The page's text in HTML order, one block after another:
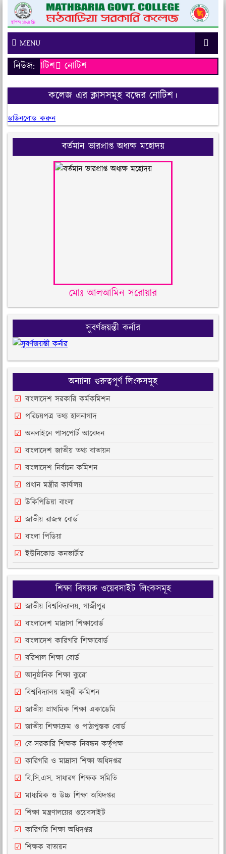
MENU
নিউজ: নোটিশ
নোটিশ
কলেজ এর ক্লাসসমূহ বন্ধের নোটিশ।
ডাউনলোড করুন
বর্তমান ভারপ্রাপ্ত অধ্যক্ষ মহোদয়
মোঃ আলআমিন সরোয়ার
সুবর্ণজয়ন্তী কর্নার
অন্যান্য গুরুত্বপূর্ণ লিংকসমূহ
বাংলাদেশ সরকারি কর্মকমিশন
পরিচয়পত্র তথ্য হালনাগাদ
অনলাইনে পাসপোর্ট আবেদন
বাংলাদেশ জাতীয় তথ্য বাতায়ন
বাংলাদেশ নির্বাচন কমিশন
প্রধান মন্ত্রীর কার্যালয়
উকিপিডিয়া বাংলা
জাতীয় রাজস্ব বোর্ড
বাংলা পিডিয়া
ইউনিকোড কনভার্টার
শিক্ষা বিষয়ক ওয়েবসাইট লিংকসমূহ
জাতীয় বিশ্ববিদ্যালয়, গাজীপুর
বাংলাদেশ মাদ্রাসা শিক্ষাবোর্ড
বাংলাদেশ কারিগরি শিক্ষাবোর্ড
বরিশাল শিক্ষা বোর্ড
আনুষ্ঠানিক শিক্ষা ব্যুরো
বিশ্ববিদ্যালয় মঞ্জুরী কমিশন
জাতীয় প্রাথমিক শিক্ষা একাডেমি
জাতীয় শিক্ষাক্রম ও পাঠ্যপুস্তক বোর্ড
বে-সরকারি শিক্ষক নিবন্ধন কর্তৃপক্ষ
কারিগরি ও মাদ্রাসা শিক্ষা অধিদপ্তর
বি.সি.এস. সাধারণ শিক্ষক সমিতি
মাধ্যমিক ও উচ্চ শিক্ষা অধিদপ্তর
শিক্ষা মন্ত্রণালয়ের ওয়েবসাইট
কারিগরি শিক্ষা অধিদপ্তর
শিক্ষক বাতায়ন